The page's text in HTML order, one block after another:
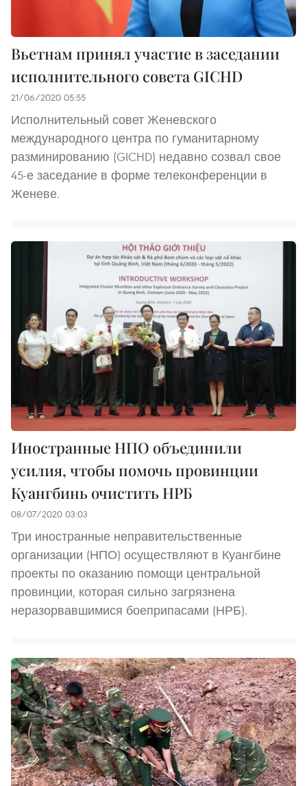
Вьетнам принял участие в заседании
исполнительного совета GICHD
21/06/2020 05:55
Исполнительный совет Женевского
международного центра по гуманитарному
разминированию (GICHD) недавно созвал свое
45-е заседание в форме телеконференции в
Женеве.
Иностранные НПО объединили
усилия, чтобы помочь провинции
Куангбинь очистить НРБ
08/07/2020 03:03
Три иностранные неправительственные
организации (НПО) осуществляют в Куангбине
проекты по оказанию помощи центральной
провинции, которая сильно загрязнена
неразорвавшимися боеприпасами (НРБ).